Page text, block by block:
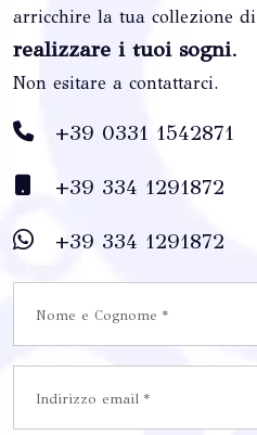
arricchire la tua collezione
realizzare i tuoi sogni.
Non esitare a contattarci.
+39 0331 1542871
+39 334 1291872
+39 334 1291872